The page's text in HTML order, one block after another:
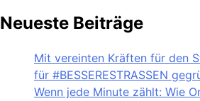
Neueste Beiträge
Mit vereinten Kräften für den
für #BESSERESTRASSEN
Wenn jede Minute zählt: Wie